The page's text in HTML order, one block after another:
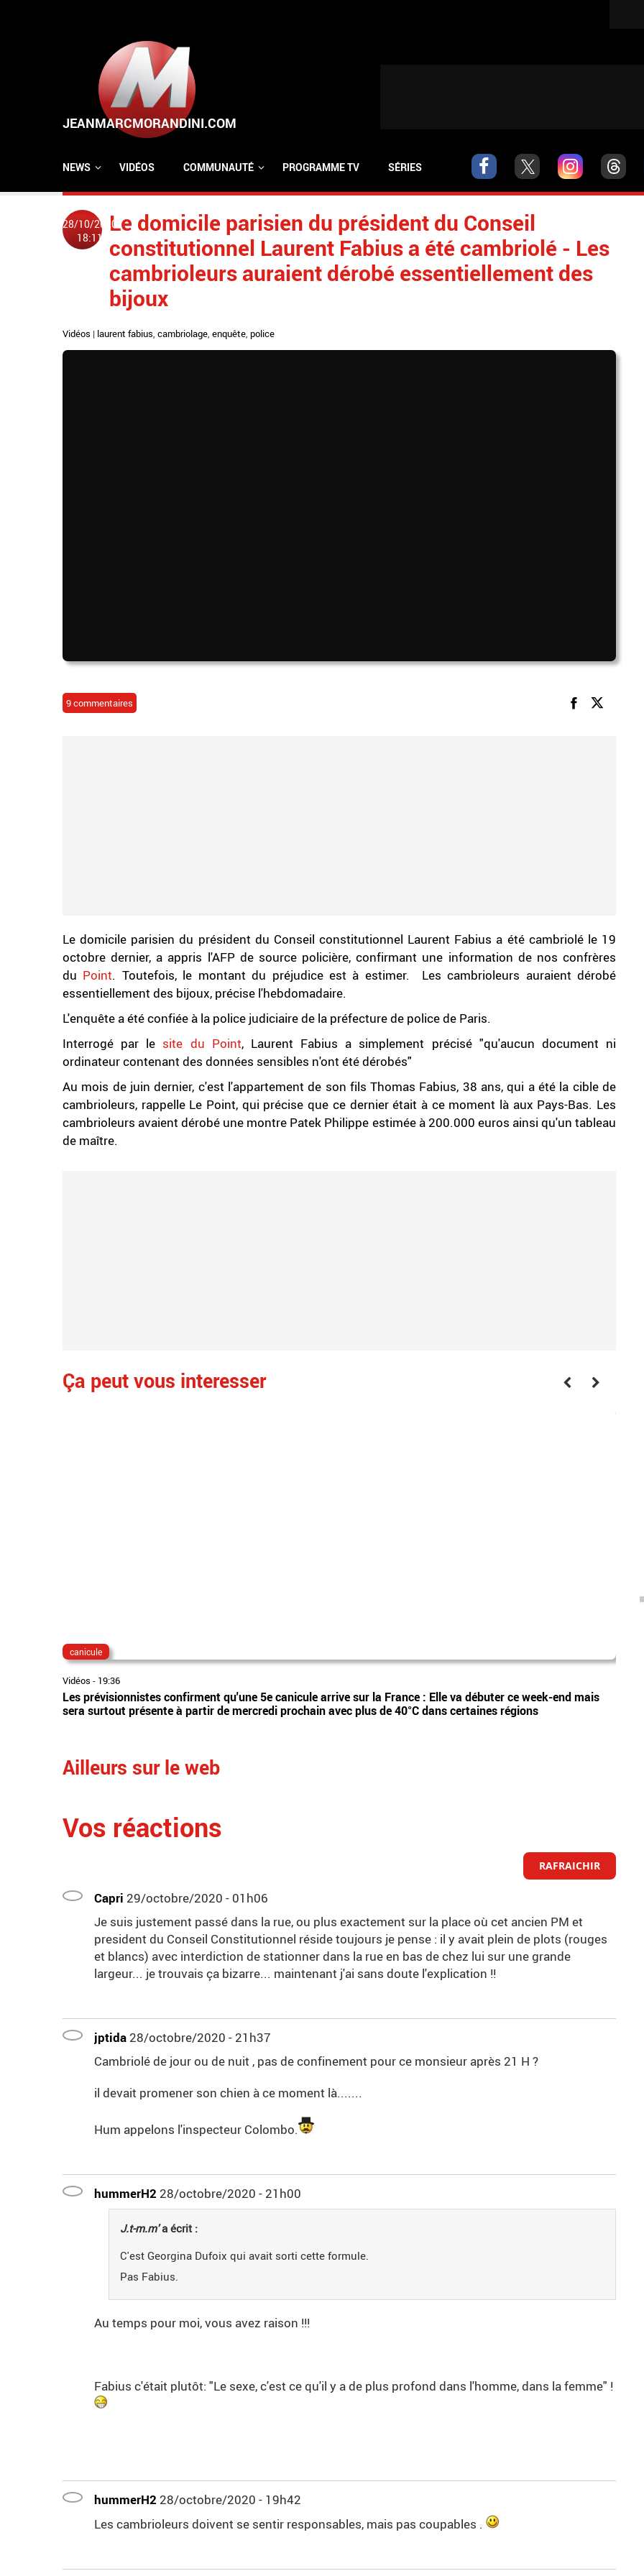
NEWS VIDÉOS COMMUNAUTÉ PROGRAMME TV SÉRIES
28/10/2020
18:11
Le domicile parisien du président du Conseil
constitutionnel Laurent Fabius a été cambriolé - Les
cambrioleurs auraient dérobé essentiellement des
bijoux
Vidéos | laurent fabius, cambriolage, enquête, police
9 commentaires
Le domicile parisien du président du Conseil constitutionnel Laurent Fabius a été cambriolé le 19
octobre dernier, a appris l'AFP de source policière, confirmant une information de nos confrères
du Point. Toutefois, le montant du préjudice est à estimer. Les cambrioleurs auraient dérobé
essentiellement des bijoux, précise l'hebdomadaire.
L'enquête a été confiée à la police judiciaire de la préfecture de police de Paris.
Interrogé par le site du Point, Laurent Fabius a simplement précisé "qu'aucun document ni
ordinateur contenant des données sensibles n'ont été dérobés"
Au mois de juin dernier, c'est l'appartement de son fils Thomas Fabius, 38 ans, qui a été la cible de
cambrioleurs, rappelle Le Point, qui précise que ce dernier était à ce moment là aux Pays-Bas. Les
cambrioleurs avaient dérobé une montre Patek Philippe estimée à 200.000 euros ainsi qu'un tableau
de maître.
Ça peut vous interesser
canicule
Vidéos - 19:36
Les prévisionnistes confirment qu'une 5e canicule arrive sur la France : Elle va débuter ce week-end mais
sera surtout présente à partir de mercredi prochain avec plus de 40°C dans certaines régions
Ailleurs sur le web
Vos réactions
RAFRAICHIR
Capri 29/octobre/2020 - 01h06
Je suis justement passé dans la rue, ou plus exactement sur la place où cet ancien PM et
president du Conseil Constitutionnel réside toujours je pense : il y avait plein de plots (rouges
et blancs) avec interdiction de stationner dans la rue en bas de chez lui sur une grande
largeur... je trouvais ça bizarre... maintenant j'ai sans doute l'explication !!
jptida 28/octobre/2020 - 21h37
Cambriolé de jour ou de nuit , pas de confinement pour ce monsieur après 21 H ?
il devait promener son chien à ce moment là.......
Hum appelons l'inspecteur Colombo.
hummerH2 28/octobre/2020 - 21h00
J.t-m.m'a écrit :
C'est Georgina Dufoix qui avait sorti cette formule.
Pas Fabius.
Au temps pour moi, vous avez raison !!!
Fabius c'était plutôt: "Le sexe, c'est ce qu'il y a de plus profond dans l'homme, dans la femme" !
hummerH2 28/octobre/2020 - 19h42
Les cambrioleurs doivent se sentir responsables, mais pas coupables .